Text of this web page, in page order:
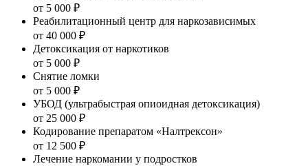
от 5 000 ₽
Реабилитационный центр для наркозависимых
от 40 000 ₽
Детоксикация от наркотиков
от 5 000 ₽
Снятие ломки
от 5 000 ₽
УБОД (ультрабыстрая опиоидная детоксикация)
от 25 000 ₽
Кодирование препаратом «Налтрексон»
от 12 500 ₽
Лечение наркомании у подростков